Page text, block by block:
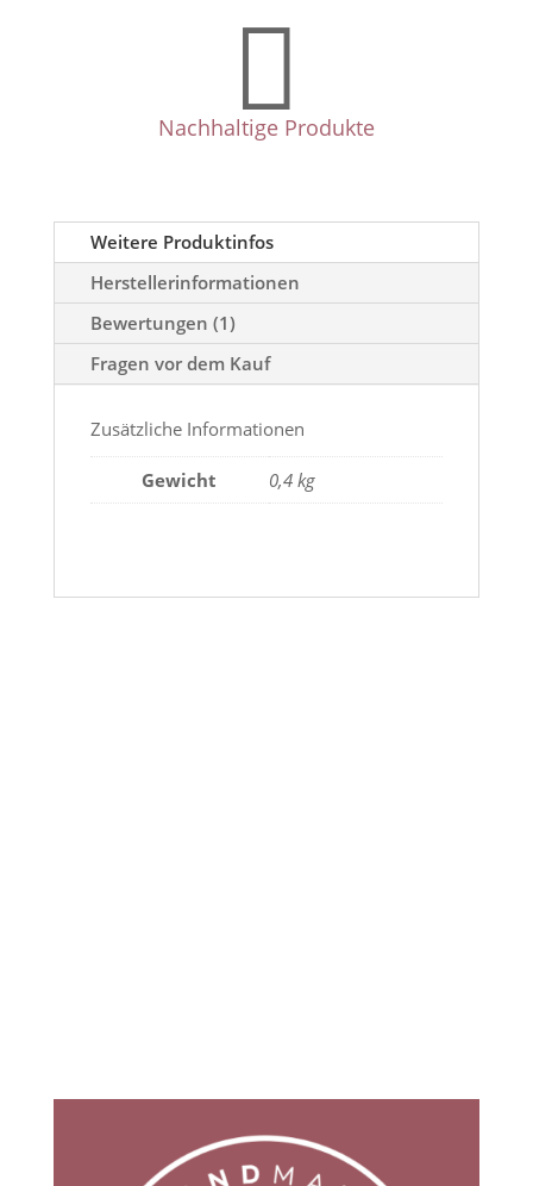

Nachhaltige Produkte
Weitere Produktinfos
Herstellerinformationen
Bewertungen (1)
Fragen vor dem Kauf
Zusätzliche Informationen
Gewicht 0,4 kg